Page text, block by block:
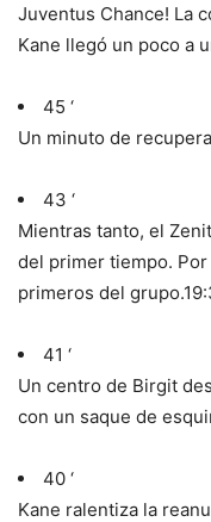
Juventus Chance! La
Kane llegó un poco a
45 ‘
Un minuto de
43 ‘
Mientras tanto, el
del primer tiempo.
primeros del grupo.
41 ‘
Un centro de Birgit
con un saque de
40 ‘
Kane ralentiza la